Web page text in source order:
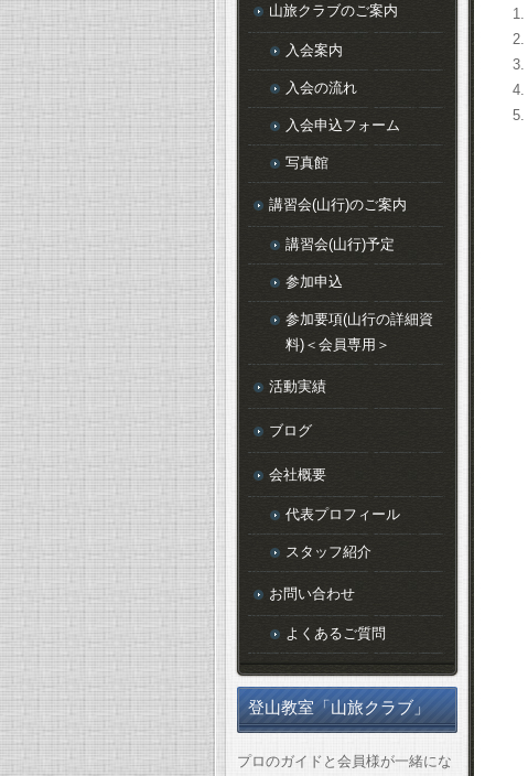
山旅クラブのご案内
入会案内
入会の流れ
入会申込フォーム
写真館
講習会(山行)のご案内
講習会(山行)予定
参加申込
参加要項(山行の詳細資
料)＜会員専用＞
活動実績
ブログ
会社概要
代表プロフィール
スタッフ紹介
お問い合わせ
よくあるご質問
登山教室「山旅クラブ」
プロのガイドと会員様が一緒にな